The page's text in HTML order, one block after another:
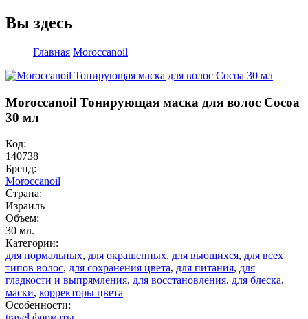
Вы здесь
Главная Moroccanoil
Moroccanoil Тонирующая маска для волос Cocoa
30 мл
Код:
140738
Бренд:
Moroccanoil
Страна:
Израиль
Объем:
30 мл.
Категории:
для нормальных, для окрашенных, для вьющихся, для всех
типов волос, для сохранения цвета, для питания, для
гладкости и выпрямления, для восстановления, для блеска,
маски, корректоры цвета
Особенности: